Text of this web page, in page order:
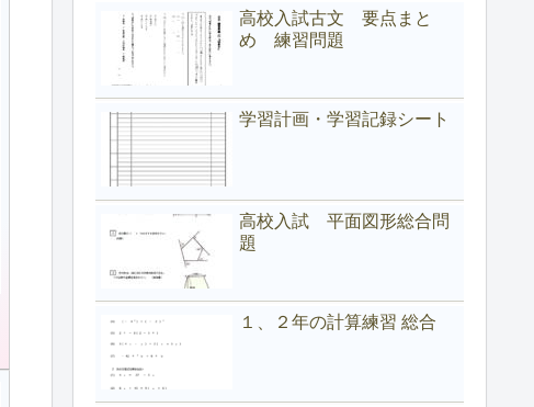
高校入試古文 要点まと
め 練習問題
学習計画・学習記録シート
高校入試 平面図形総合問
題
１、２年の計算練習 総合